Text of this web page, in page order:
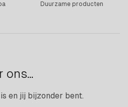
Duurzame producten
ons...
en jij bijzonder bent.